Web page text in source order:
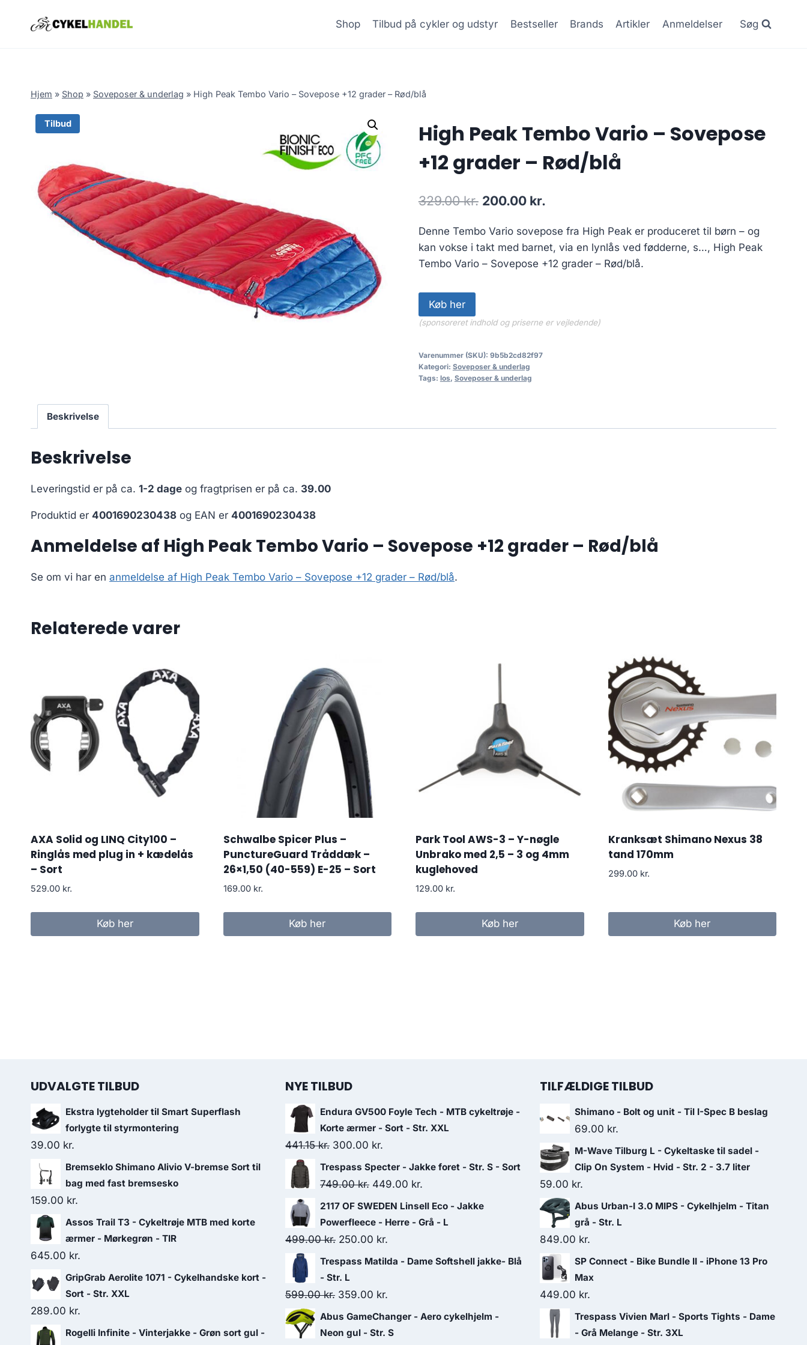
Shop Tilbud på cykler og udstyr Bestseller Brands Artikler Anmeldelser Søg
Hjem » Shop » Soveposer & underlag » High Peak Tembo Vario – Sovepose +12 grader – Rød/blå
Tilbud
High Peak Tembo Vario – Sovepose
+12 grader – Rød/blå
329.00kr. Original
was:
329.00 kr..
200.00 kr.
is:
200.00 kr..
Denne Tembo Vario sovepose fra High Peak er produceret til børn – og
kan vokse i takt med barnet, via en lynlås ved fødderne, s…, High Peak
Tembo Vario – Sovepose +12 grader – Rød/blå.
Køb her
(sponsoreret indhold og priserne er vejledende)
Varenummer (SKU): 9b5b2cd82f97
Kategori: Soveposer & underlag
Tags: los, Soveposer & underlag
Beskrivelse
Beskrivelse
Leveringstid er på ca. 1-2 dage og fragtprisen er på ca. 39.00
Produktid er 4001690230438 og EAN er 4001690230438
Anmeldelse af High Peak Tembo Vario – Sovepose +12 grader – Rød/blå
Se om vi har en anmeldelse af High Peak Tembo Vario – Sovepose +12 grader – Rød/blå.
Relaterede varer
AXA Solid og LINQ City100 –
Ringlås med plug in + kædelås
– Sort
529.00 kr.
Køb her
Schwalbe Spicer Plus –
PunctureGuard Tråddæk –
26×1,50 (40-559) E-25 – Sort
169.00 kr.
Køb her
Park Tool AWS-3 – Y-nøgle
Unbrako med 2,5 – 3 og 4mm
kuglehoved
129.00 kr.
Køb her
Kranksæt Shimano Nexus 38
tand 170mm
299.00 kr.
Køb her
UDVALGTE TILBUD
Ekstra lygteholder til Smart Superflash
forlygte til styrmontering
39.00 kr.
Bremseklo Shimano Alivio V-bremse Sort til
bag med fast bremsesko
159.00 kr.
Assos Trail T3 - Cykeltrøje MTB med korte
ærmer - Mørkegrøn - TIR
645.00 kr.
GripGrab Aerolite 1071 - Cykelhandske kort -
Sort - Str. XXL
289.00 kr.
Rogelli Infinite - Vinterjakke - Grøn sort gul -
NYE TILBUD
Endura GV500 Foyle Tech - MTB cykeltrøje -
Korte ærmer - Sort - Str. XXL
441.15kr. Original
price
was:
300.00 kr.
price
is:
Trespass Specter - Jakke foret - Str. S - Sort
749.00kr. Original
price
was:
749.00 kr..
449.00 kr.
price
is:
2117 OF SWEDEN Linsell Eco - Jakke
Powerfleece - Herre - Grå - L
499.00kr. Original
price
was:
499.00 kr..
250.00 kr.
price
Trespass Matilda - Dame Softshell jakke- Blå
- Str. L
599.00kr. Original
price
was:
359.00 kr.
price
is:
Abus GameChanger - Aero cykelhjelm -
Neon gul - Str. S
TILFÆLDIGE TILBUD
Shimano - Bolt og unit - Til I-Spec B beslag
69.00 kr.
M-Wave Tilburg L - Cykeltaske til sadel -
Clip On System - Hvid - Str. 2 - 3.7 liter
59.00 kr.
Abus Urban-I 3.0 MIPS - Cykelhjelm - Titan
grå - Str. L
849.00 kr.
SP Connect - Bike Bundle II - iPhone 13 Pro
Max
449.00 kr.
Trespass Vivien Marl - Sports Tights - Dame
- Grå Melange - Str. 3XL